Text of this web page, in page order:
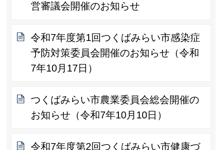
営審議会開催のお知らせ
令和7年度第1回つくばみらい市感染症
予防対策委員会開催のお知らせ（令和
7年10月17日）
つくばみらい市農業委員会総会開催の
お知らせ（令和7年10月10日）
令和7年度第2回つくばみらい市健康づ